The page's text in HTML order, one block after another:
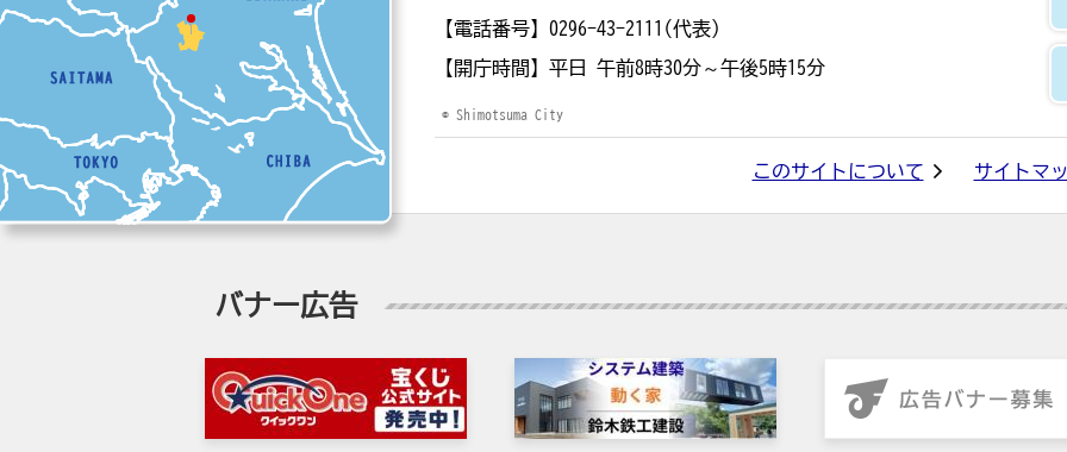
【電話番号】 0296-43-2111(代表)
【開庁時間】 平日 午前8時30分～午後5時15分
© Shimotsuma City
このサイトについて サイトマ
バナー広告